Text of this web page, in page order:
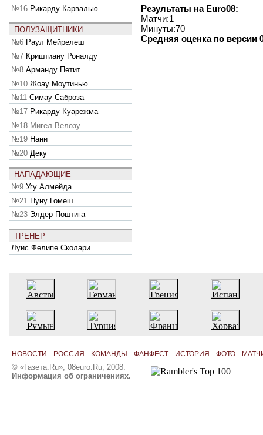
№16 Рикарду Карвалью
ПОЛУЗАЩИТНИКИ
№6 Раул Мейрелеш
№7 Криштиану Роналду
№8 Арманду Петит
№10 Жоау Моутинью
№11 Симау Саброза
№17 Рикарду Куарежма
№18 Мигел Велозу
№19 Нани
№20 Деку
НАПАДАЮЩИЕ
№9 Угу Алмейда
№21 Нуну Гомеш
№23 Элдер Поштига
ТРЕНЕР
Луис Фелипе Сколари
Результаты на Euro08:
Матчи:1
Минуты:70
Средняя оценка по версии
НОВОСТИ РОССИЯ КОМАНДЫ ФАНФЕСТ ИСТОРИЯ ФОТО
© «Газета.Ru», 08euro.Ru, 2008.
Информация об ограничениях.